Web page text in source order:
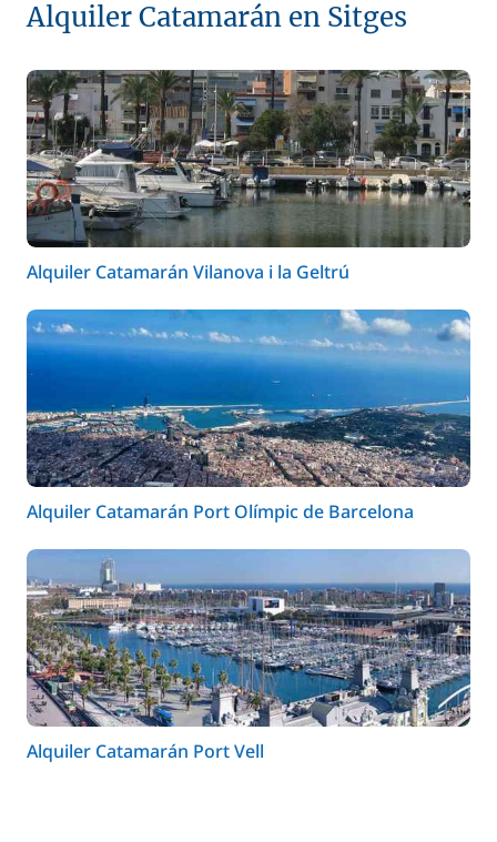
Alquiler Catamarán en Sitges
Alquiler Catamarán Vilanova i la Geltrú
Alquiler Catamarán Port Olímpic de Barcelona
Alquiler Catamarán Port Vell